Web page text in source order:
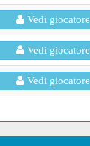
Vedi giocatore
Vedi giocatore
Vedi giocatore